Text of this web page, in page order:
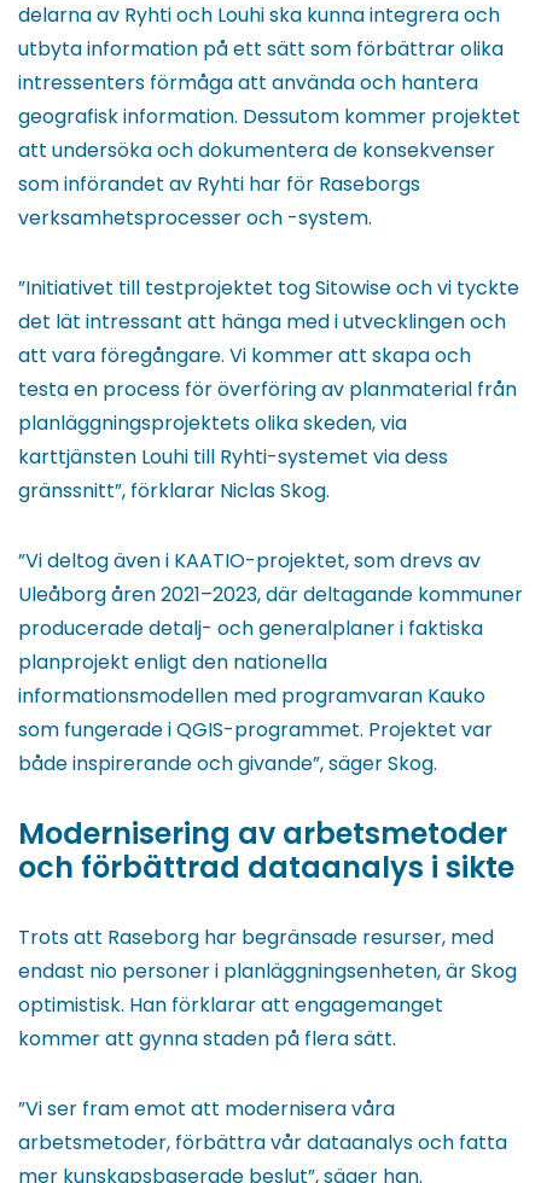
delarna av Ryhti och Louhi ska kunna integrera och
utbyta information på ett sätt som förbättrar olika
intressenters förmåga att använda och hantera
geografisk information. Dessutom kommer projektet
att undersöka och dokumentera de konsekvenser
som införandet av Ryhti har för Raseborgs
verksamhetsprocesser och -system.
”Initiativet till testprojektet tog Sitowise och vi tyckte
det lät intressant att hänga med i utvecklingen och
att vara föregångare. Vi kommer att skapa och
testa en process för överföring av planmaterial från
planläggningsprojektets olika skeden, via
karttjänsten Louhi till Ryhti-systemet via dess
gränssnitt”, förklarar Niclas Skog.
”Vi deltog även i KAATIO-projektet, som drevs av
Uleåborg åren 2021–2023, där deltagande kommuner
producerade detalj- och generalplaner i faktiska
planprojekt enligt den nationella
informationsmodellen med programvaran Kauko
som fungerade i QGIS-programmet. Projektet var
både inspirerande och givande”, säger Skog.
Modernisering av arbetsmetoder
och förbättrad dataanalys i sikte
Trots att Raseborg har begränsade resurser, med
endast nio personer i planläggningsenheten, är Skog
optimistisk. Han förklarar att engagemanget
kommer att gynna staden på flera sätt.
”Vi ser fram emot att modernisera våra
arbetsmetoder, förbättra vår dataanalys och fatta
mer kunskapsbaserade beslut”, säger han.